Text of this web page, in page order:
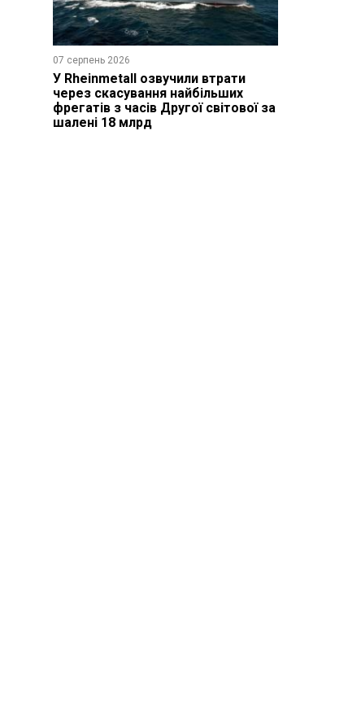
07 серпень 2026
У Rheinmetall озвучили втрати
через скасування найбільших
фрегатів з часів Другої світової за
шалені 18 млрд